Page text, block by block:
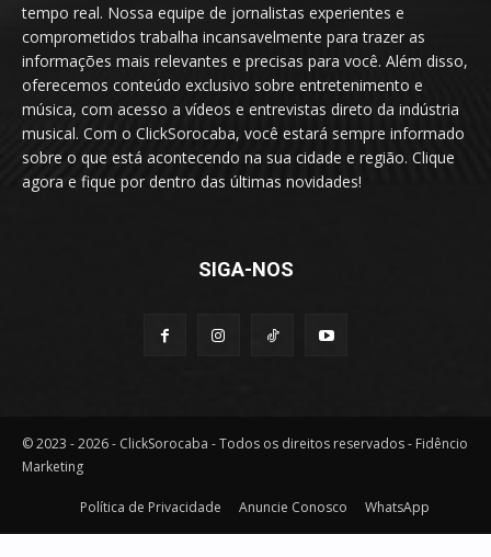
tempo real. Nossa equipe de jornalistas experientes e
comprometidos trabalha incansavelmente para trazer as
informações mais relevantes e precisas para você. Além disso,
oferecemos conteúdo exclusivo sobre entretenimento e
música, com acesso a vídeos e entrevistas direto da indústria
musical. Com o ClickSorocaba, você estará sempre informado
sobre o que está acontecendo na sua cidade e região. Clique
agora e fique por dentro das últimas novidades!
SIGA-NOS
© 2023 - 2026 - ClickSorocaba - Todos os direitos reservados - Fidêncio
Marketing
Política de Privacidade Anuncie Conosco WhatsApp